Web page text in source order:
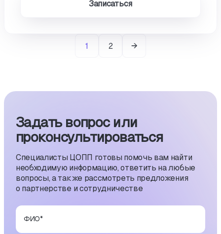
Записаться
1 2
Задать вопрос или
проконсуль­тиро­ваться
Специалисты ЦОПП готовы помочь вам найти
необходимую информацию, ответить на любые
вопросы, а также рассмотреть предложения
о партнерстве и сотрудничестве
ФИО*